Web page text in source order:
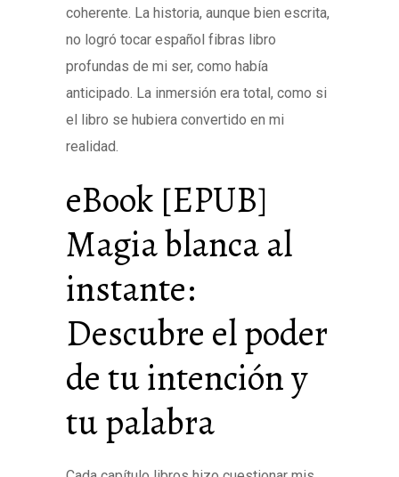
coherente. La historia, aunque bien escrita,
no logró tocar español fibras libro
profundas de mi ser, como había
anticipado. La inmersión era total, como si
el libro se hubiera convertido en mi
realidad.
eBook [EPUB]
Magia blanca al
instante:
Descubre el poder
de tu intención y
tu palabra